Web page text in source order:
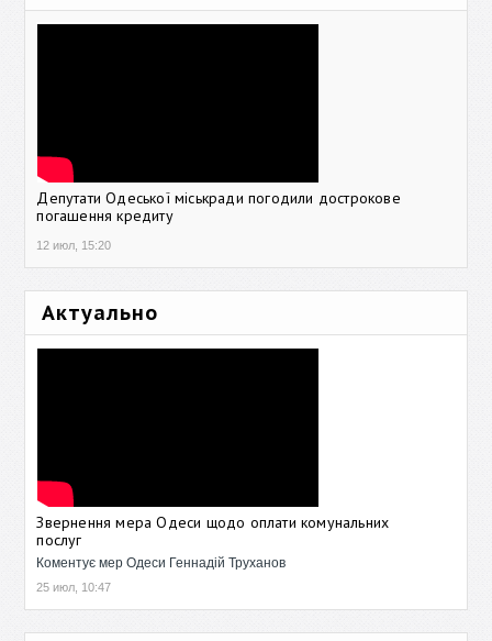
Депутати Одеської міськради погодили дострокове
погашення кредиту
12 июл, 15:20
Актуально
Звернення мера Одеси щодо оплати комунальних
послуг
Коментує мер Одеси Геннадій Труханов
25 июл, 10:47